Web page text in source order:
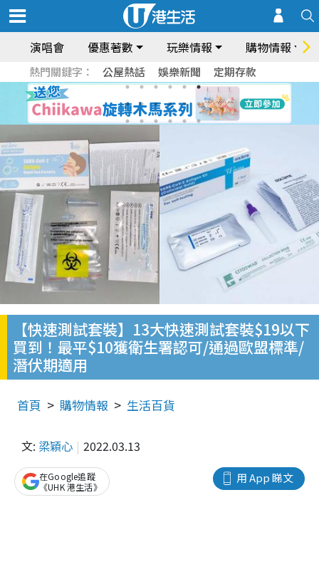
演唱會 優惠著數 玩樂情報 購物情報
熱門關鍵字： 公屋熱話 娛樂新聞 定期存款
【快速測試套裝】13大快速測試套裝$19以下
買到！最平$10獲衛生署認可/通過歐盟標準/
潛伏期適用
首頁 購物情報 生活百貨
文: 梁穎心 2022.03.13
用 App 睇文
在Google追蹤
《UHK 港生活》